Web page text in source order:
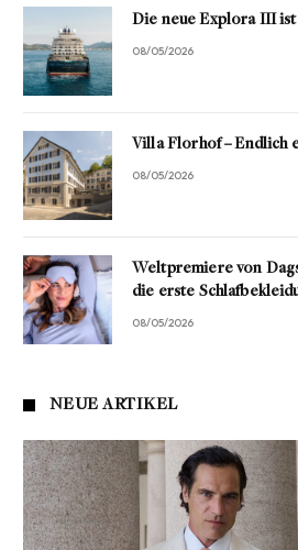
Die neue Explora III
08/05/2026
Villa Florhof – Endlich
08/05/2026
Weltpremiere von
die erste
08/05/2026
NEUE ARTIKEL